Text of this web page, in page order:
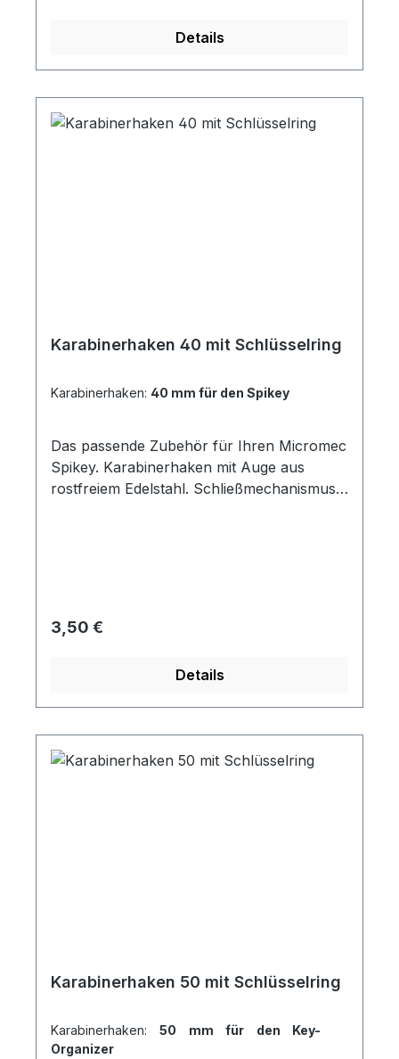
Details
Karabinerhaken 40 mit Schlüsselring
Karabinerhaken: 40 mm für den Spikey
Das passende Zubehör für Ihren Micromec
Spikey. Karabinerhaken mit Auge aus
rostfreiem Edelstahl. Schließmechanismus
Regulärer Preis:
3,50 €
Details
Karabinerhaken 50 mit Schlüsselring
Karabinerhaken: 50 mm für den Key-
Organizer